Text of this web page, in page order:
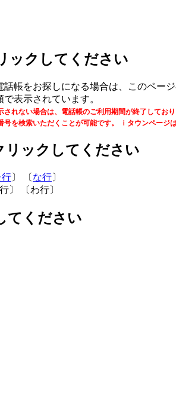
ックしてください
帳をお探しになる場合は、このペー
表示されています。
されない場合は、電話帳のご利用期間が終了しており
号を検索いただくことが可能です。 ｉタウンページ
リックしてください
行〕 〔 な行〕
〕 〔わ行〕
てください